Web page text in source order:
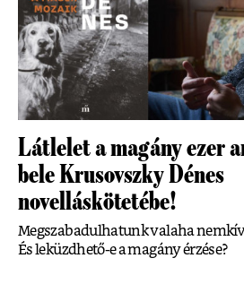
Látlelet a magány ezer
bele Krusovszky Dénes
novelláskötetébe!
Megszabadulhatunk valaha
És leküzdhető-e a magány érzése?